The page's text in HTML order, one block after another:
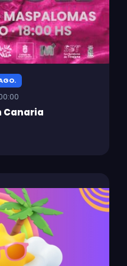
Canaria